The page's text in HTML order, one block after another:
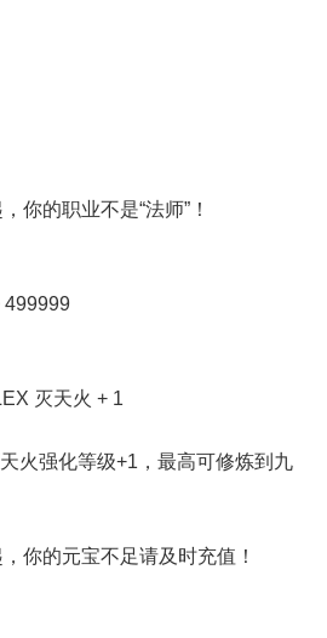
你的职业不是“法师”！
499999
灭天火 + 1
火强化等级+1，最高可修炼到九
你的元宝不足请及时充值！